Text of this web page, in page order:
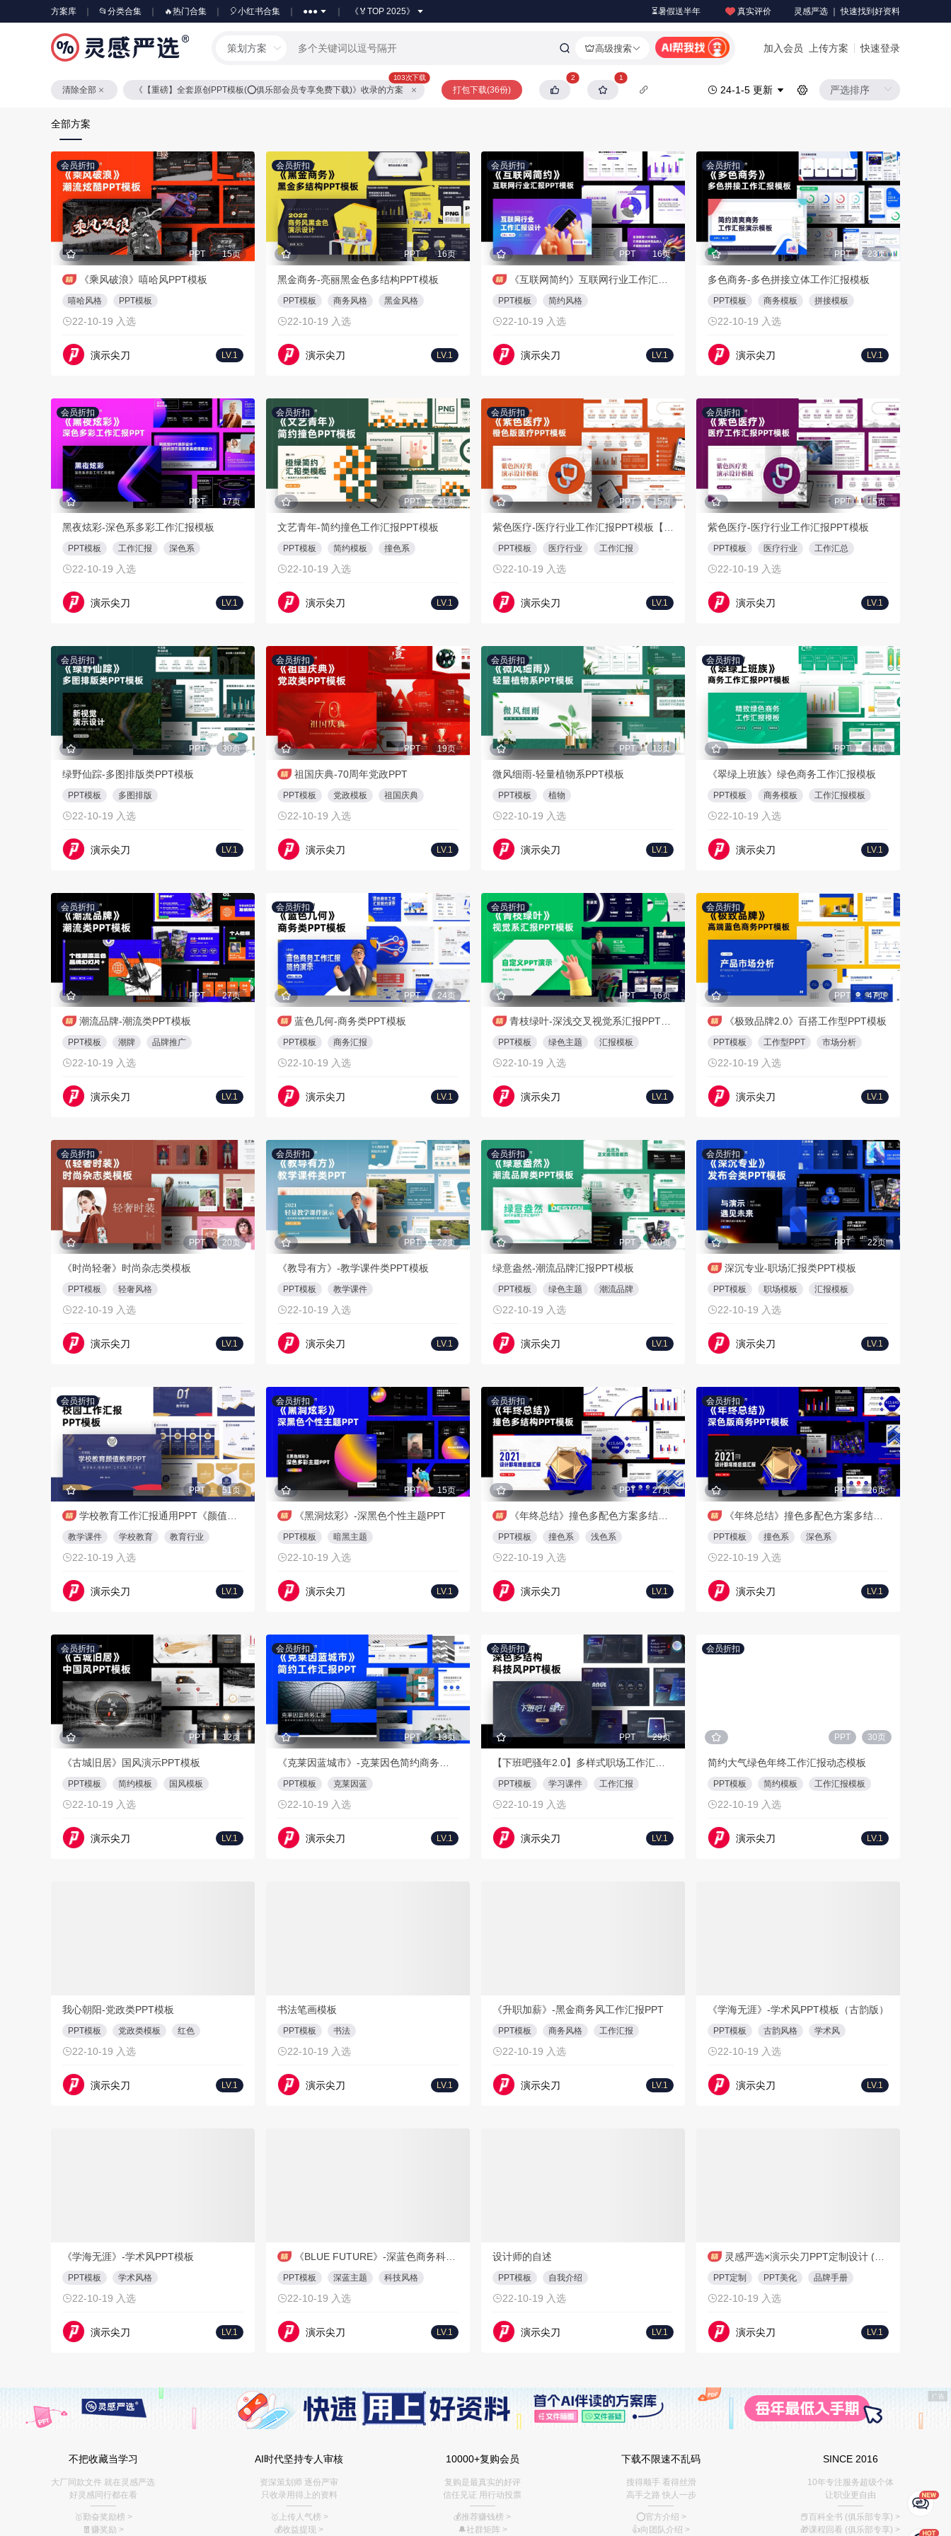
方案库 📂分类合集 🔥热门合集 🎈小红书合集 ●●● 《🏅TOP 2025》 ⏳暑假送半年 真实评价 灵感严选 ｜ 快速找到好资料
策划方案 高级搜索 加入会员 上传方案 快速登录
清除全部
103次下载
《【重磅】全套原创PPT模板(⭕️俱乐部会员专享免费下载)》收录的方案 打包下载(36份)
2 1
24-1-5 更新
全部方案
会员折扣
PPT 15页
《乘风破浪》嘻哈风PPT模板
嘻哈风格 PPT模板
22-10-19 入选
演示尖刀 LV.1
会员折扣
PPT 16页
黑金商务-亮丽黑金色多结构PPT模板
PPT模板 商务风格 黑金风格
22-10-19 入选
演示尖刀 LV.1
会员折扣
PPT 16页
《互联网简约》互联网行业工作汇报模板
PPT模板 简约风格
22-10-19 入选
演示尖刀 LV.1
会员折扣
PPT 23页
多色商务-多色拼接立体工作汇报模板
PPT模板 商务模板 拼接模板
22-10-19 入选
演示尖刀 LV.1
会员折扣
PPT 17页
黑夜炫彩-深色系多彩工作汇报模板
PPT模板 工作汇报 深色系
22-10-19 入选
演示尖刀 LV.1
会员折扣
PPT 21页
文艺青年-简约撞色工作汇报PPT模板
PPT模板 简约模板 撞色系
22-10-19 入选
演示尖刀 LV.1
会员折扣
PPT 15页
PPT模板 医疗行业 工作汇报
22-10-19 入选
演示尖刀 LV.1
会员折扣
PPT 15页
紫色医疗-医疗行业工作汇报PPT模板
PPT模板 医疗行业 工作汇总
22-10-19 入选
演示尖刀 LV.1
会员折扣
PPT 30页
绿野仙踪-多图排版类PPT模板
PPT模板 多图排版
22-10-19 入选
演示尖刀 LV.1
会员折扣
PPT 19页
祖国庆典-70周年党政PPT
PPT模板 党政模板 祖国庆典
22-10-19 入选
演示尖刀 LV.1
会员折扣
PPT 13页
微风细雨-轻量植物系PPT模板
PPT模板 植物
22-10-19 入选
演示尖刀 LV.1
会员折扣
PPT 14页
《翠绿上班族》绿色商务工作汇报模板
PPT模板 商务模板 工作汇报模板
22-10-19 入选
演示尖刀 LV.1
会员折扣
PPT 27页
潮流品牌-潮流类PPT模板
PPT模板 潮牌 品牌推广
22-10-19 入选
演示尖刀 LV.1
会员折扣
PPT 24页
蓝色几何-商务类PPT模板
PPT模板 商务汇报
22-10-19 入选
演示尖刀 LV.1
会员折扣
PPT 16页
PPT模板 绿色主题 汇报模板
22-10-19 入选
演示尖刀 LV.1
会员折扣
PPT 47页
《极致品牌2.0》百搭工作型PPT模板
PPT模板 工作型PPT 市场分析
22-10-19 入选
演示尖刀 LV.1
会员折扣
PPT 20页
《时尚轻奢》时尚杂志类模板
PPT模板 轻奢风格
22-10-19 入选
演示尖刀 LV.1
会员折扣
PPT 22页
《教导有方》-教学课件类PPT模板
PPT模板 教学课件
22-10-19 入选
演示尖刀 LV.1
会员折扣
PPT 20页
绿意盎然-潮流品牌汇报PPT模板
PPT模板 绿色主题 潮流品牌
22-10-19 入选
演示尖刀 LV.1
会员折扣
PPT 22页
深沉专业-职场汇报类PPT模板
PPT模板 职场模板 汇报模板
22-10-19 入选
演示尖刀 LV.1
会员折扣
PPT 51页
教学课件 学校教育 教育行业
22-10-19 入选
演示尖刀 LV.1
会员折扣
PPT 15页
《黑洞炫彩》-深黑色个性主题PPT
PPT模板 暗黑主题
22-10-19 入选
演示尖刀 LV.1
会员折扣
PPT 27页
PPT模板 撞色系 浅色系
22-10-19 入选
演示尖刀 LV.1
会员折扣
PPT 26页
PPT模板 撞色系 深色系
22-10-19 入选
演示尖刀 LV.1
会员折扣
PPT 12页
《古城旧居》国风演示PPT模板
PPT模板 简约模板 国风模板
22-10-19 入选
演示尖刀 LV.1
会员折扣
PPT 13页
PPT模板 克莱因蓝
22-10-19 入选
演示尖刀 LV.1
会员折扣
PPT 29页
PPT模板 学习课件 工作汇报
22-10-19 入选
演示尖刀 LV.1
会员折扣
PPT 30页
简约大气绿色年终工作汇报动态模板
PPT模板 简约模板 工作汇报模板
22-10-19 入选
演示尖刀 LV.1
我心朝阳-党政类PPT模板
PPT模板 党政类模板 红色
22-10-19 入选
演示尖刀 LV.1
书法笔画模板
PPT模板 书法
22-10-19 入选
演示尖刀 LV.1
《升职加薪》-黑金商务风工作汇报PPT
PPT模板 商务风格 工作汇报
22-10-19 入选
演示尖刀 LV.1
《学海无涯》-学术风PPT模板（古韵版）
PPT模板 古韵风格 学术风
22-10-19 入选
演示尖刀 LV.1
《学海无涯》-学术风PPT模板
PPT模板 学术风格
22-10-19 入选
演示尖刀 LV.1
《BLUE FUTURE》-深蓝色商务科技风PPT
PPT模板 深蓝主题 科技风格
22-10-19 入选
演示尖刀 LV.1
设计师的自述
PPT模板 自我介绍
22-10-19 入选
演示尖刀 LV.1
灵感严选×演示尖刀PPT定制设计 (附联系方式)
PPT定制 PPT美化 品牌手册
22-10-19 入选
演示尖刀 LV.1
不把收藏当学习
大厂同款文件 就在灵感严选
好灵感同行都在看
———
🥇勤奋奖励榜 >
🧧赚奖励 >
AI时代坚持专人审核
资深策划师 逐份严审
只收录用得上的资料
———
🥇上传人气榜 >
💰收益提现 >
10000+复购会员
复购是最真实的好评
信任见证 用行动投票
———
💰推荐赚钱榜 >
🔔社群矩阵>
下载不限速不乱码
搜得顺手 看得丝滑
高手之路 快人一步
———
⭕️官方介绍 >
👍向团队介绍 >
SINCE 2016
10年专注服务超级个体
让职业更自由
———
📕百科全书 (俱乐部专享) >
🎁课程回看 (俱乐部专享) >